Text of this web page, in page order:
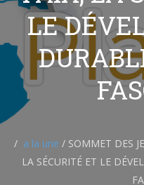
LE
a la une / SOMMET DES
LA SÉCURITÉ ET LE